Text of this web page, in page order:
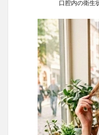
口腔内の衛生